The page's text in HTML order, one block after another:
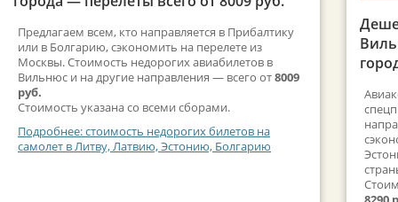
Предлагаем всем, кто направляется в Прибалтику
или в Болгарию, сэкономить на перелете из
Москвы. Стоимость недорогих авиабилетов в
Вильнюс и на другие направления — всего от8009
руб.
Стоимость указана со всеми сборами.
Подробнее: стоимость недорогих билетов на
самолет в Литву, Латвию, Эстонию, Болгарию